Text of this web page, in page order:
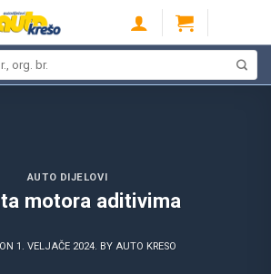
AUTO DIJELOVI
motora aditivima
1. VELJAČE 2024. BY AUTO KRESO